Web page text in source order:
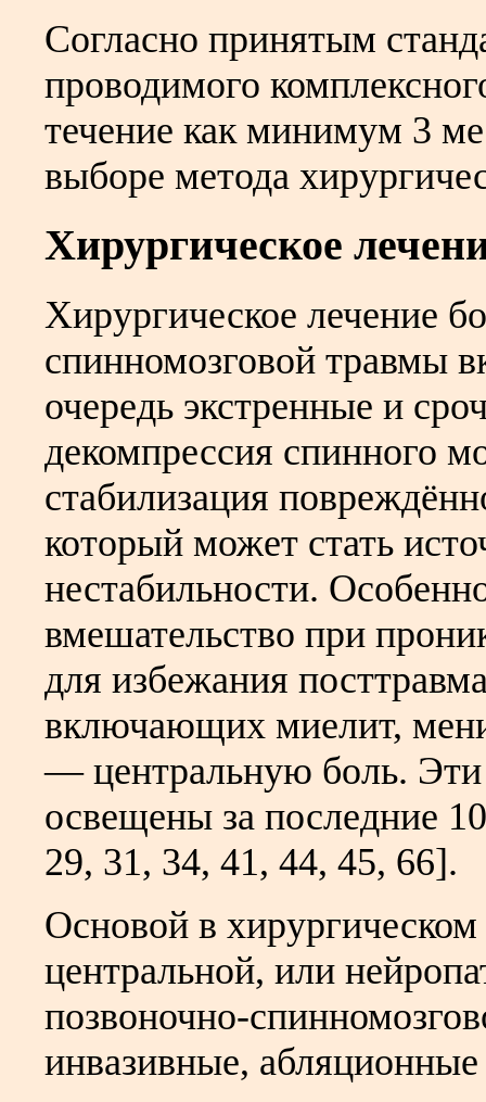
Согласно принятым
проводимого
течение как минимум 3
выборе метода
Хирургическое
Хирургическое лечение
спинномозговой травмы
очередь экстренные и
декомпрессия спинного
стабилизация
который может стать
нестабильности.
вмешательство при
для избежания
включающих миелит,
— центральную боль.
освещены за последние
29, 31, 34, 41, 44, 45, 66].
Основой в
центральной, или
позвоночно-
инвазивные,